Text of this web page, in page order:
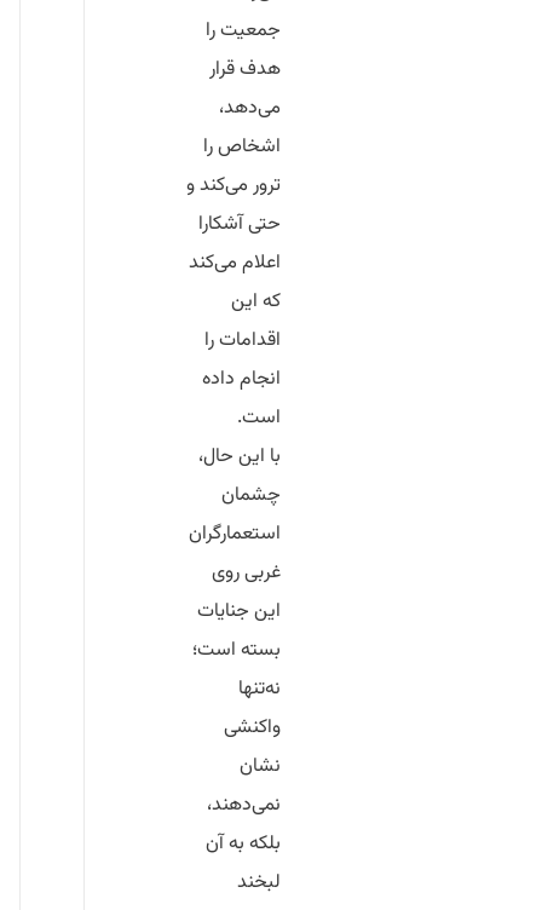
جمعیت را
هدف قرار
می‌دهد،
اشخاص را
ترور می‌کند و
حتی آشکارا
اعلام می‌کند
که این
اقدامات را
انجام داده
است.
با این حال،
چشمان
استعمارگران
غربی روی
این جنایات
بسته است؛
نه‌تنها
واکنشی
نشان
نمی‌دهند،
بلکه به آن
لبخند